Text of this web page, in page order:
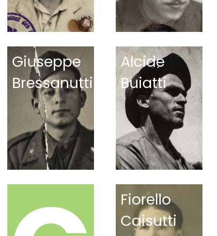
Giuseppe
Bressanutti
Alcide
Buiatti
Fiorello
Caisutti